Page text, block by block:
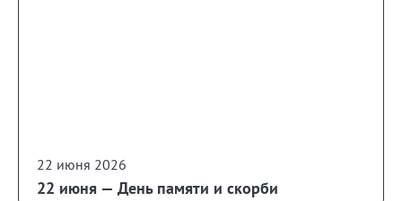
22 июня 2026
22 июня — День памяти и скорби